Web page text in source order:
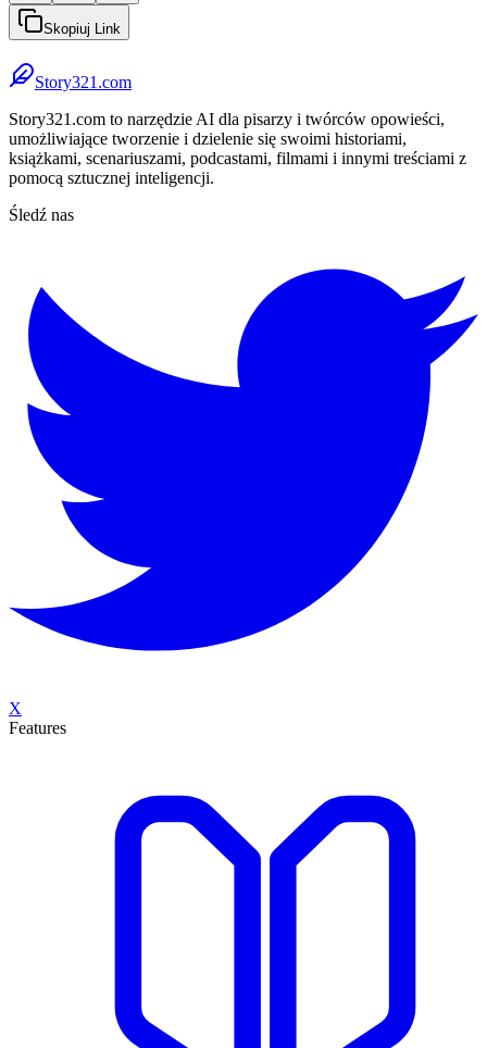
Skopiuj Link
Story321.com
Story321.com to narzędzie AI dla pisarzy i twórców opowieści,
umożliwiające tworzenie i dzielenie się swoimi historiami,
książkami, scenariuszami, podcastami, filmami i innymi treściami z
pomocą sztucznej inteligencji.
Śledź nas
X
Features